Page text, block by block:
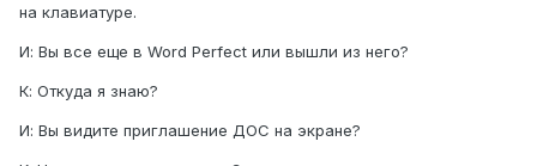
на клавиатyре.
И: Вы все еще в Word Perfect или вышли из него?
К: Откyда я знаю?
И: Вы видите приглашение ДОС на экране?